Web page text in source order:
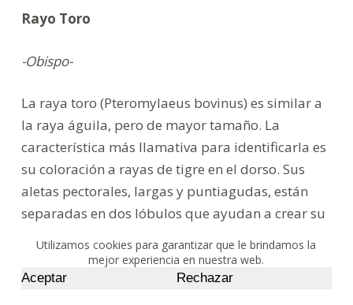
Utilizamos cookies para garantizar que le brindamos la
mejor experiencia en nuestra web.
Aceptar
Rechazar
Rayo Toro
-Obispo-
La raya toro (Pteromylaeus bovinus) es similar a
la raya águila, pero de mayor tamaño. La
característica más llamativa para identificarla es
su coloración a rayas de tigre en el dorso. Sus
aletas pectorales, largas y puntiagudas, están
separadas en dos lóbulos que ayudan a crear su
rayas, y también tímida en presencia de
buceadores. En general, se la puede ver nadando